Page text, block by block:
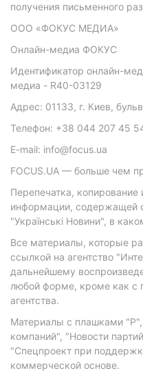
получения письменного
ООО «ФОКУС МЕДИА»
Онлайн-медиа ФОКУС
Идентификатор онлайн-
медиа - R40-03129
Адрес: 01133, г. Киев,
Телефон: +38 044 207 45
E-mail: info@focus.ua
FOCUS.UA — больше чем
Перепечатка, копирование
информации, содержащей
"Українські Новини", в
Все материалы, которые
ссылкой на агентство
дальнейшему
любой форме, кроме как с
агентства.
Материалы с плашками
компаний", "Новости
"Спецпроект при
коммерческой основе.